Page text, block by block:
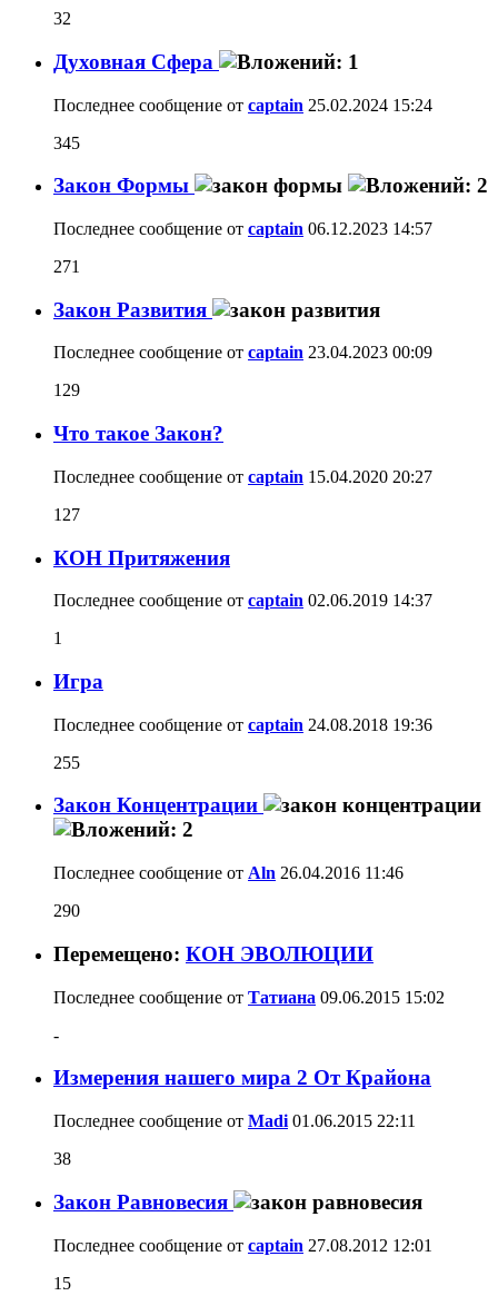
32
Духовная Сфера
Последнее сообщение от captain 25.02.2024 15:24
345
Закон Формы
Последнее сообщение от captain 06.12.2023 14:57
271
Закон Развития
Последнее сообщение от captain 23.04.2023 00:09
129
Что такое Закон?
Последнее сообщение от captain 15.04.2020 20:27
127
КОН Притяжения
Последнее сообщение от captain 02.06.2019 14:37
1
Игра
Последнее сообщение от captain 24.08.2018 19:36
255
Закон Концентрации
Последнее сообщение от Aln 26.04.2016 11:46
290
Перемещено: КОН ЭВОЛЮЦИИ
Последнее сообщение от Татиана 09.06.2015 15:02
-
Измерения нашего мира 2 От Крайона
Последнее сообщение от Madi 01.06.2015 22:11
38
Закон Равновесия
Последнее сообщение от captain 27.08.2012 12:01
15